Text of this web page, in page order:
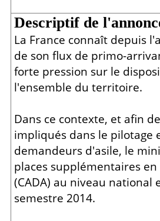
Descriptif de
La France connaît depuis
de son flux de primo-
forte pression sur le
l'ensemble du territoire.
Dans ce contexte, et afin
impliqués dans le pilotage
demandeurs d'asile, le
places supplémentaires
(CADA) au niveau
semestre 2014.